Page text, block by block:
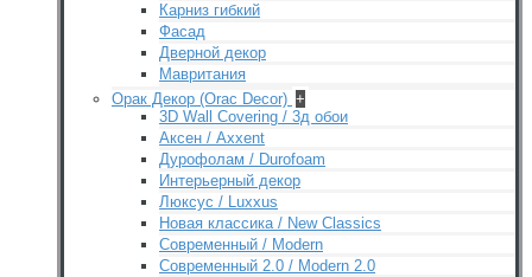
Карниз гибкий
Фасад
Дверной декор
Мавритания
Орак Декор (Orac Decor) +
3D Wall Covering / 3д обои
Аксен / Axxent
Дурофолам / Durofoam
Интерьерный декор
Люксус / Luxxus
Новая классика / New Classics
Современный / Modern
Современный 2.0 / Modern 2.0